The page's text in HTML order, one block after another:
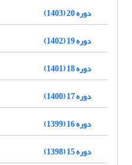
دوره 20 (1403)
دوره 19 (1402)
دوره 18 (1401)
دوره 17 (1400)
دوره 16 (1399)
دوره 15 (1398)